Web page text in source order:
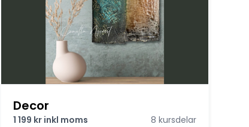
Decor
1 199 kr inkl moms 8 kursdelar